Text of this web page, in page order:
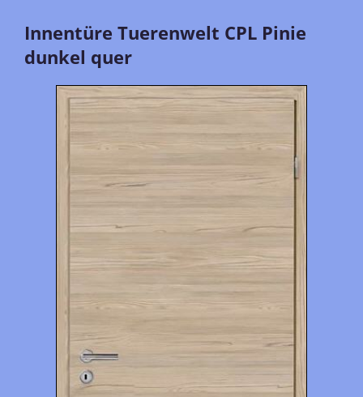
Innentüre Tuerenwelt CPL Pinie
dunkel quer